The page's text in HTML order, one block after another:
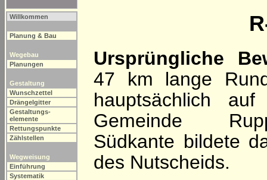
Willkommen
Planung & Bau
Wegebau
Planungen
Gestaltung
Wunschzettel
Drängelgitter
Gestaltungs-
elemente
Rettungspunkte
Zählstellen
Wegweisung
Einführung
Systematik
Ursprüngliche
47 km lange
hauptsächlich
Gemeinde
Südkante bildete
des Nutscheids.